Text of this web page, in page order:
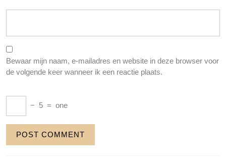
Bewaar mijn naam, e-mailadres en website in deze browser voor
de volgende keer wanneer ik een reactie plaats.
− 5 = one